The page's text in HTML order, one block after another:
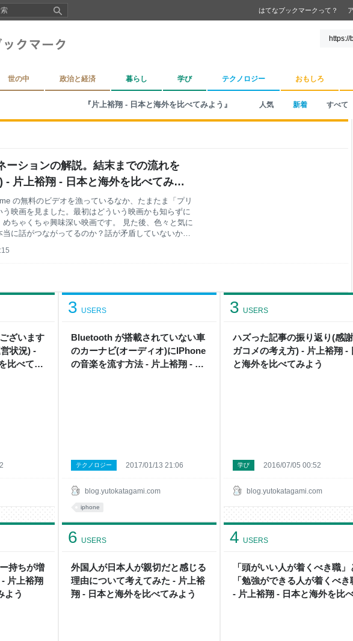
はてなブックマークって？
世の中 政治と経済 暮らし 学び テクノロジー おもしろ
『片上裕翔 - 日本と海外を比べてみよう』 人気 新着 すべて
ーションの解説。結末までの流れを
- 片上裕翔 - 日本と海外を比べてみよ
の無料のビデオを漁っているなか、たまたま「プリ
映画を見ました。最初はどういう映画かも知らずに
ちゃくちゃ興味深い映画です。 見た後、色々と気に
に話がつながってるのか？話が矛盾していないか？
が起きなくない？ とか疑りにかかります。 という
ンという映画を解説しますが、 映画をまだ見ていな
こまれてると感じたのでそれをここで紹介していき
にネタバレが入らな
ざいます
状況) -
比べてみ
Bluetooth が搭載されていない車
のカーナビ(オーディオ)にIPhone
の音楽を流す方法 - 片上裕翔 - 日
3 USERS
blog.yutokatagami.com
テクノロジー 2017/01/13 21:06
iphone
ハズった記事の振り返り(感
ガコメの考え方) - 片上裕翔 -
と海外を比べてみよう
3 USERS
blog.yutokatagami.com
学び 2016/07/05 00:52
持ちが増
片上裕翔
よう
外国人が日本人が親切だと感じる
理由について考えてみた - 片上裕
翔 - 日本と海外を比べてみよう
6 USERS
「頭がいい人が着くべき職」
「勉強ができる人が着くべき
- 片上裕翔 - 日本と海外を比
4 USERS